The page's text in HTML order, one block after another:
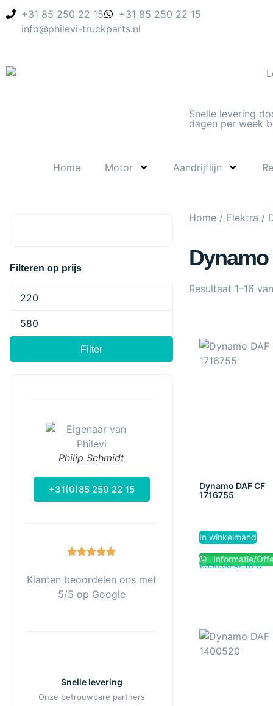
+31 85 250 22 15
+31 85 250 22 15
info@philevi-truckparts.nl
Snelle levering
dagen per week
Home Motor Aandrijflijn
Filteren op prijs
Filter
Philip Schmidt
+31(0)85 250 22 15
Klanten beoordelen ons met
5/5 op Google
Snelle levering
Onze betrouwbare partners
Home / Elektra /
Dynamo
Resultaat 1–16
Dynamo DAF CF
1716755
€350.00 ex. BTW
In winkelmand
Informatie/